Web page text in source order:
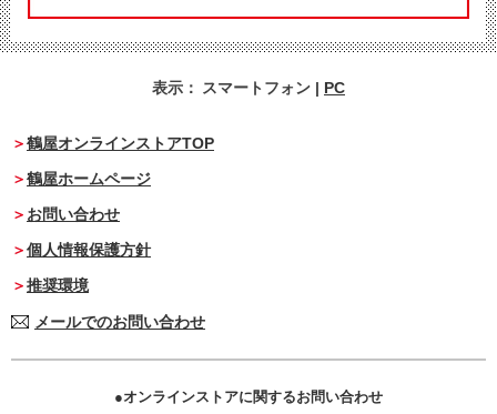
表示： スマートフォン | PC
鶴屋オンラインストアTOP
鶴屋ホームページ
お問い合わせ
個人情報保護方針
推奨環境
メールでのお問い合わせ
オンラインストアに関するお問い合わせ